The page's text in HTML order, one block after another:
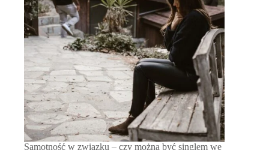
Samotność w związku – czy można być singlem we